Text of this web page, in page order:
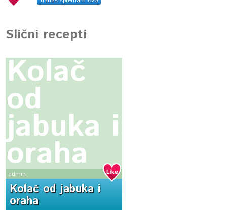
Slični recepti
Kolač
od
jabuka i
oraha
admin
Kolač od jabuka i
oraha